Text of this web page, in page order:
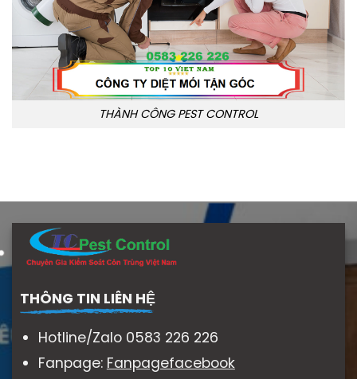
THÀNH CÔNG PEST CONTROL
THÔNG TIN LIÊN HỆ
Hotline/Zalo 0583 226 226
Fanpage: Fanpagefacebook